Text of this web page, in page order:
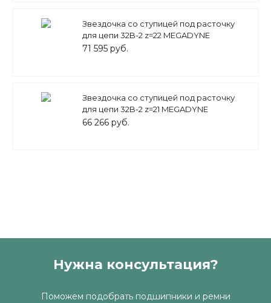
Звездочка со ступицей под расточку
для цепи 32B-2 z=22 MEGADYNE
71 595 руб.
Звездочка со ступицей под расточку
для цепи 32B-2 z=21 MEGADYNE
66 266 руб.
Нужна консультация?
Поможем подобрать подшипники и ремни